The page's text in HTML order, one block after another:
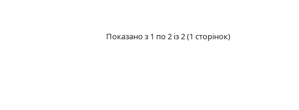
Показано з 1 по 2 із 2 (1 сторінок)